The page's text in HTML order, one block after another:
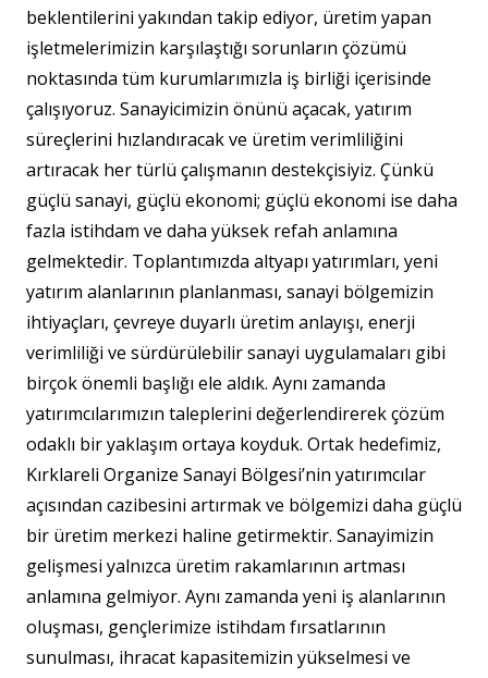
beklentilerini yakından takip ediyor, üretim yapan
işletmelerimizin karşılaştığı sorunların çözümü
noktasında tüm kurumlarımızla iş birliği içerisinde
çalışıyoruz. Sanayicimizin önünü açacak, yatırım
süreçlerini hızlandıracak ve üretim verimliliğini
artıracak her türlü çalışmanın destekçisiyiz. Çünkü
güçlü sanayi, güçlü ekonomi; güçlü ekonomi ise daha
fazla istihdam ve daha yüksek refah anlamına
gelmektedir. Toplantımızda altyapı yatırımları, yeni
yatırım alanlarının planlanması, sanayi bölgemizin
ihtiyaçları, çevreye duyarlı üretim anlayışı, enerji
verimliliği ve sürdürülebilir sanayi uygulamaları gibi
birçok önemli başlığı ele aldık. Aynı zamanda
yatırımcılarımızın taleplerini değerlendirerek çözüm
odaklı bir yaklaşım ortaya koyduk. Ortak hedefimiz,
Kırklareli Organize Sanayi Bölgesi’nin yatırımcılar
açısından cazibesini artırmak ve bölgemizi daha güçlü
bir üretim merkezi haline getirmektir. Sanayimizin
gelişmesi yalnızca üretim rakamlarının artması
anlamına gelmiyor. Aynı zamanda yeni iş alanlarının
oluşması, gençlerimize istihdam fırsatlarının
sunulması, ihracat kapasitemizin yükselmesi ve